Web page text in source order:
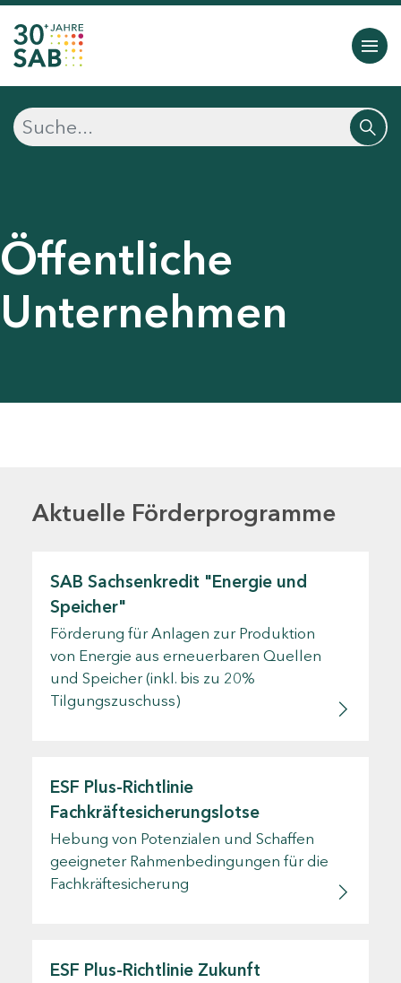
Öffentliche
Unternehmen
Aktuelle Förderprogramme
SAB Sachsenkredit "Energie und
Speicher"
Förderung für Anlagen zur Produktion
von Energie aus erneuerbaren Quellen
und Speicher (inkl. bis zu 20%
Tilgungszuschuss)
ESF Plus-Richtlinie
Fachkräftesicherungslotse
Hebung von Potenzialen und Schaffen
geeigneter Rahmenbedingungen für die
Fachkräftesicherung
ESF Plus-Richtlinie Zukunft